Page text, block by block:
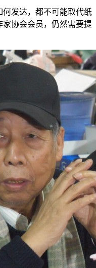
发达，都不可能取代纸
协会会员，仍然需要提